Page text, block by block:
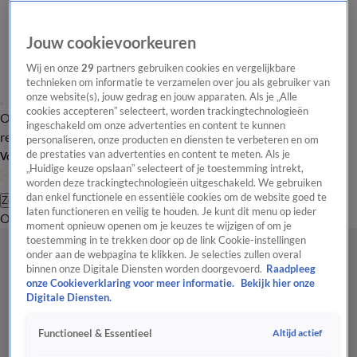
Overzicht Laatste nieuws Regionieuws Het beste van Hart
Tip de
redactie
Volg Hart van Nederland
Zoeken
OverzichtRegioUitzendingenWeerTip de redactiePanelVideo's
Jouw cookievoorkeuren
Wij en onze29 partners gebruiken cookies en vergelijkbare
technieken om informatie te verzamelen over jou als gebruiker van
onze website(s), jouw gedrag en jouw apparaten. Als je „Alle
cookies accepteren” selecteert, worden trackingtechnologieën
ingeschakeld om onze advertenties en content te kunnen
personaliseren, onze producten en diensten te verbeteren en om
de prestaties van advertenties en content te meten. Als je
„Huidige keuze opslaan” selecteert of je toestemming intrekt,
worden deze trackingtechnologieën uitgeschakeld. We gebruiken
dan enkel functionele en essentiële cookies om de website goed te
laten functioneren en veilig te houden. Je kunt dit menu op ieder
moment opnieuw openen om je keuzes te wijzigen of om je
toestemming in te trekken door op de link Cookie-instellingen
onder aan de webpagina te klikken. Je selecties zullen overal
binnen onze Digitale Diensten worden doorgevoerd. Raadpleeg
onze Cookieverklaring voor meer informatie.
Bekijk hier onze
Digitale Diensten.
Functioneel & Essentieel Altijd actief